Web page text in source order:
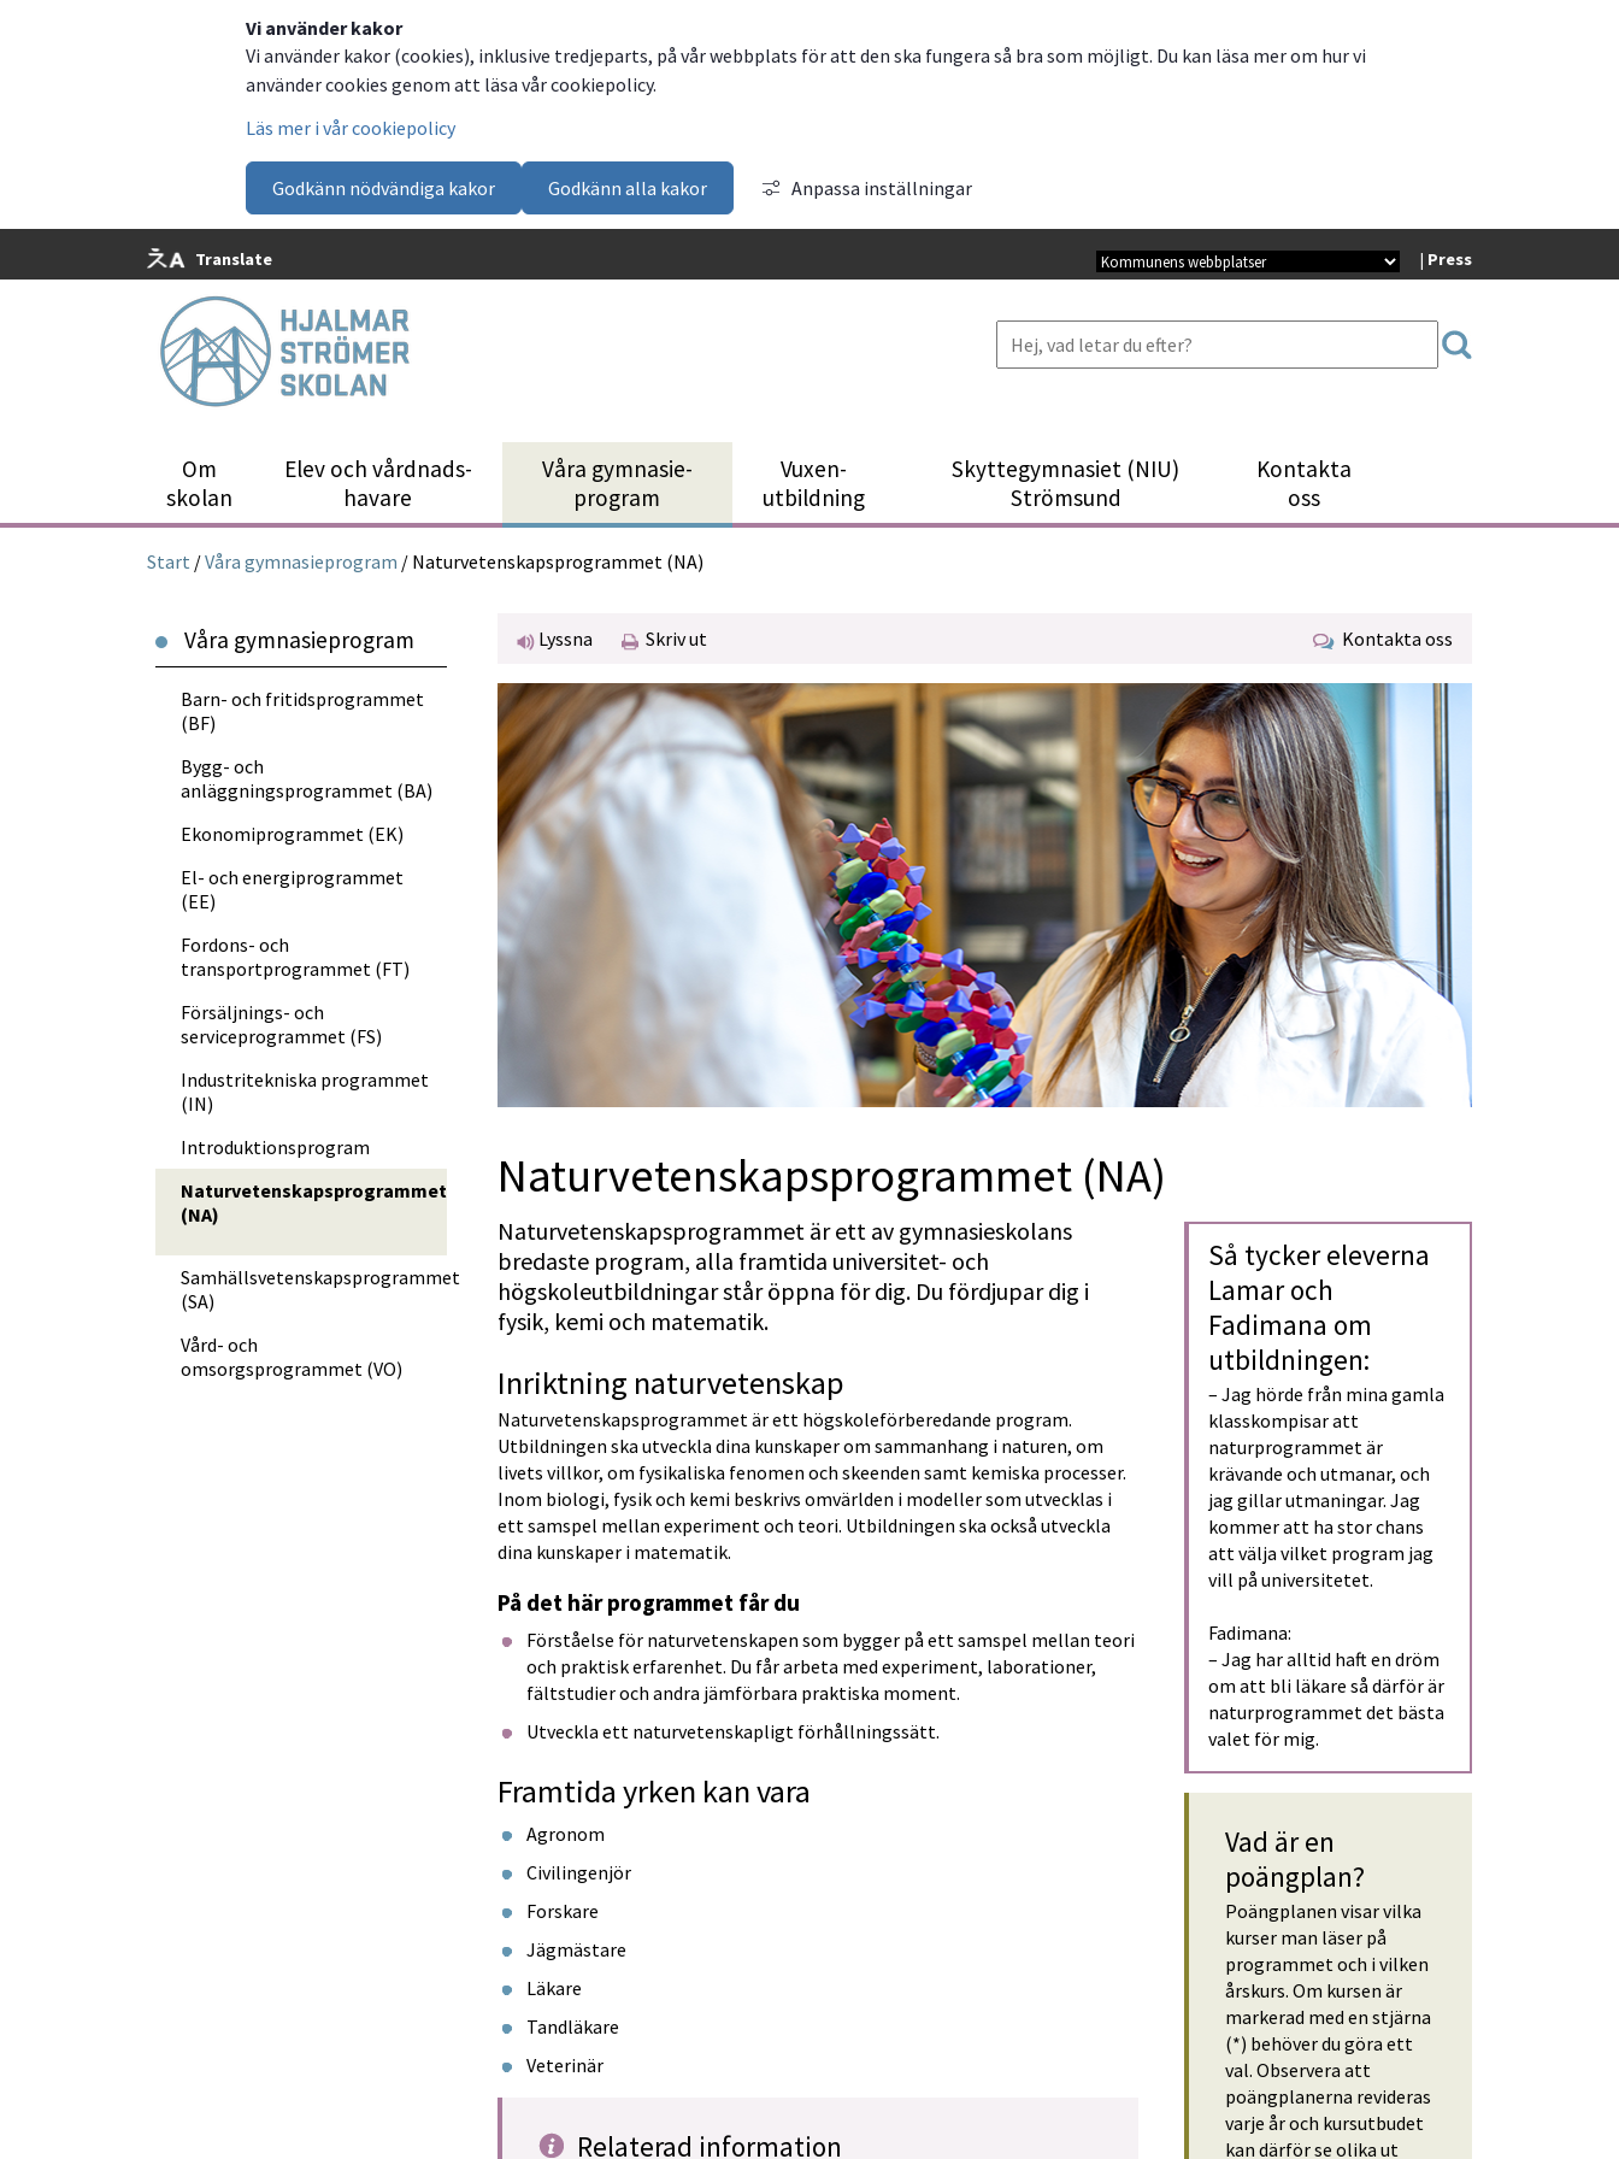
Vi använder kakor
Vi använder kakor (cookies), inklusive tredjeparts, på vår webbplats för att den ska fungera så bra som möjligt. Du kan läsa mer om hur vi
använder cookies genom att läsa vår cookiepolicy.
Läs mer i vår cookiepolicy
Godkänn nödvändiga kakor Godkänn alla kakor Anpassa inställningar
Translate | Press
Kommunala webbplatser
Om
skolan
Elev och vårdnads­
havare
Våra gymnasie­
program
Vuxen­
utbildning
Skytte­gymnasiet (NIU)
Strömsund
Kontakta
oss
Start /Våra gymnasie­program / Naturvetenskapsprogrammet (NA)
Lyssna Skriv ut Kontakta oss
Naturvetenskapsprogrammet (NA)
Naturvetenskapsprogrammet är ett av gymnasieskolans
bredaste program, alla framtida universitet- och
högskoleutbildningar står öppna för dig. Du fördjupar dig i
fysik, kemi och matematik.
Inriktning naturvetenskap
Naturvetenskapsprogrammet är ett högskoleförberedande program.
Utbildningen ska utveckla dina kunskaper om sammanhang i naturen, om
livets villkor, om fysikaliska fenomen och skeenden samt kemiska processer.
Inom biologi, fysik och kemi beskrivs omvärlden i modeller som utvecklas i
ett samspel mellan experiment och teori. Utbildningen ska också utveckla
dina kunskaper i matematik.
På det här programmet får du
Förståelse för naturvetenskapen som bygger på ett samspel mellan teori
och praktisk erfarenhet. Du får arbeta med experiment, laborationer,
fältstudier och andra jämförbara praktiska moment.
Utveckla ett naturvetenskapligt förhållningssätt.
Framtida yrken kan vara
Agronom
Civilingenjör
Forskare
Jägmästare
Läkare
Tandläkare
Veterinär
Relaterad information
Så tycker eleverna
Lamar och
Fadimana om
utbildningen:
– Jag hörde från mina gamla
klasskompisar att
naturprogrammet är
krävande och utmanar, och
jag gillar utmaningar. Jag
kommer att ha stor chans
att välja vilket program jag
vill på universitetet.
Fadimana:
– Jag har alltid haft en dröm
om att bli läkare så därför är
naturprogrammet det bästa
valet för mig.
Vad är en
poängplan?
Poängplanen visar vilka
kurser man läser på
programmet och i vilken
årskurs. Om kursen är
markerad med en stjärna
(*) behöver du göra ett
val. Observera att
poängplanerna revideras
varje år och kursutbudet
kan därför se olika ut
Våra gymnasie­program
Barn- och fritidsprogrammet
(BF)
Bygg- och
anläggningsprogrammet (BA)
Ekonomiprogrammet (EK)
El- och energiprogrammet
(EE)
Fordons- och
transportprogrammet (FT)
Försäljnings- och
serviceprogrammet (FS)
Industritekniska programmet
(IN)
Introduktionsprogram
Naturvetenskapsprogrammet
(NA)
Samhällsvetenskapsprogrammet
(SA)
Vård- och
omsorgsprogrammet (VO)